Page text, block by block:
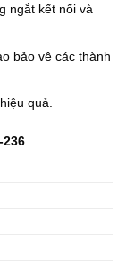
ngắt kết nối và
bảo vệ các thành
quả.